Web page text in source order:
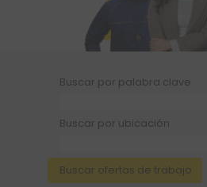
Buscar por palabra clave
Buscar por ubicación